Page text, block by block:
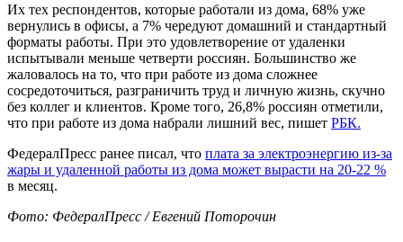
Их тех респондентов, которые работали из дома, 68% уже
вернулись в офисы, а 7% чередуют домашний и стандартный
форматы работы. При это удовлетворение от удаленки
испытывали меньше четверти россиян. Большинство же
жаловалось на то, что при работе из дома сложнее
сосредоточиться, разграничить труд и личную жизнь, скучно
без коллег и клиентов. Кроме того, 26,8% россиян отметили,
что при работе из дома набрали лишний вес, пишет РБК.
ФедералПресс ранее писал, что плата за электроэнергию из-за
жары и удаленной работы из дома может вырасти на 20-22 %
в месяц.
Фото: ФедералПресс / Евгений Поторочин